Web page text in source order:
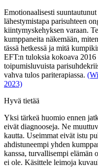
Emotionaalisesti
lähestymistapa parisuhteen
kiintymyskehyksen varaan.
kumppaneita näkemään,
tässä hetkessä ja mitä
EFT:n tuloksia kokoava
toipumisluvuista
vahva tulos pariterapiassa.
2023)
Hyvä tietää
Yksi tärkeä huomio ennen
eivät diagnooseja. Ne
kautta. Useimmat eivät istu
ahdistuneempi yhden
kanssa, turvallisempi elämän
ei ole. Käsittele leimoja